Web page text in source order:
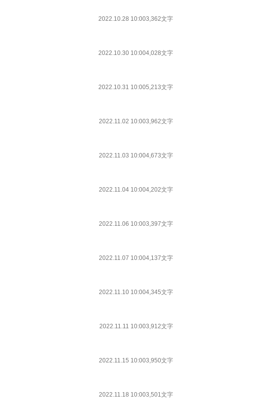
2022.10.28 10:003,362文字
2022.10.30 10:004,028文字
2022.10.31 10:005,213文字
2022.11.02 10:003,962文字
2022.11.03 10:004,673文字
2022.11.04 10:004,202文字
2022.11.06 10:003,397文字
2022.11.07 10:004,137文字
2022.11.10 10:004,345文字
2022.11.11 10:003,912文字
2022.11.15 10:003,950文字
2022.11.18 10:003,501文字